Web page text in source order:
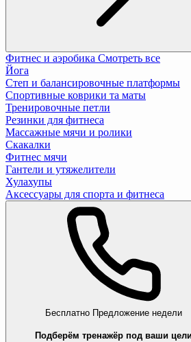
Фитнес и аэробика Смотреть все
Йога
Степ и балансировочные платформы
Спортивные коврики та маты
Тренировочные петли
Резинки для фитнеса
Массажные мячи и ролики
Скакалки
Фитнес мячи
Гантели и утяжелители
Хулахупы
Аксессуары для спорта и фитнеса
Бесплатно Предложение недели
Подберём тренажёр под ваши цели